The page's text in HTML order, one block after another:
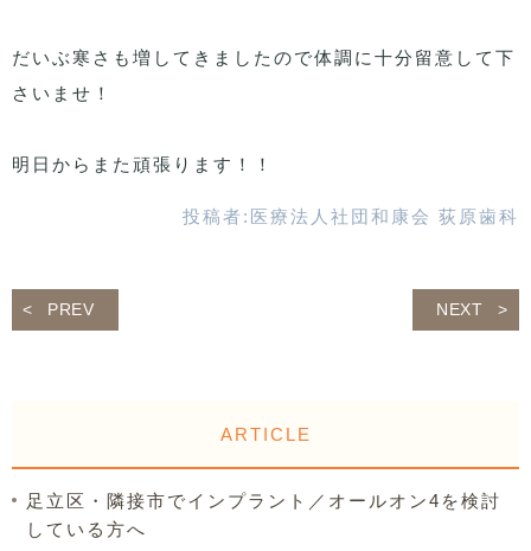
だいぶ寒さも増してきましたので体調に十分留意して下
さいませ！
明日からまた頑張ります！！
投稿者: 医療法人社団和康会 荻原歯科
PREV NEXT
ARTICLE
足立区・隣接市でインプラント／オールオン4を検討
している方へ